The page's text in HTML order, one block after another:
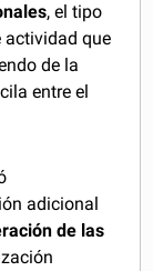
, el tipo
actividad que
de la
entre el
adicional
de las